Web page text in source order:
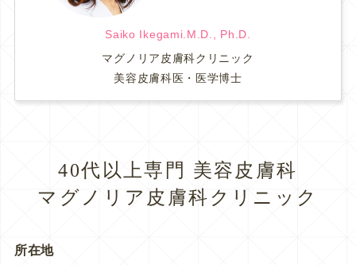
Saiko Ikegami.M.D., Ph.D.
マグノリア皮膚科クリニック
美容皮膚科医・医学博士
40代以上専門 美容皮膚科
マグノリア皮膚科クリニック
所在地